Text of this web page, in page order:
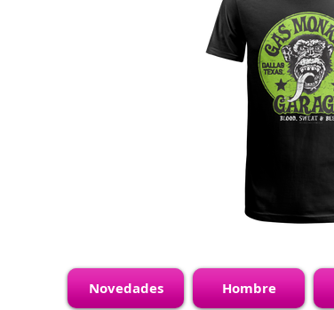
Novedades Hombre